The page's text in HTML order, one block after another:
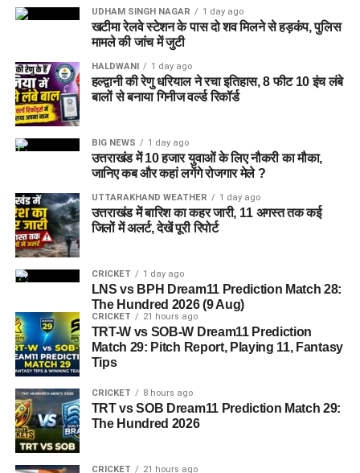
UDHAM SINGH NAGAR 1 day ago
खटीमा रेलवे स्टेशन के पास दो शव मिलने से हड़कंप, पुलिस
मामले की जांच में जुटी
HALDWANI 1 day ago
हल्द्वानी की रेणु धरियाल ने रचा इतिहास, 8 फीट 10 इंच लंबे
बालों से बनाया गिनीज वर्ल्ड रिकॉर्ड
BIG NEWS 1 day ago
उत्तराखंड में 10 हजार युवाओं के लिए नौकरी का मौका,
जानिए कब और कहां लगेंगे रोजगार मेले ?
UTTARAKHAND WEATHER 1 day ago
उत्तराखंड में बारिश का कहर जारी, 11 अगस्त तक कई
जिलों में अलर्ट, देखें पूरी रिपोर्ट
CRICKET 1 day ago
LNS vs BPH Dream11 Prediction Match 28:
The Hundred 2026 (9 Aug)
CRICKET 21 hours ago
TRT-W vs SOB-W Dream11 Prediction
Match 29: Pitch Report, Playing 11, Fantasy
Tips
CRICKET 8 hours ago
TRT vs SOB Dream11 Prediction Match 29:
The Hundred 2026
CRICKET 21 hours ago